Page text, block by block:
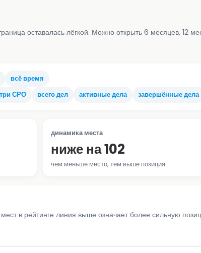
оставалась лёгкой. Можно открыть 6 месяцев, 12
всё время
СРО всего дел активные дела завершённые дела
динамика места
ниже на 102
чем меньше место, тем выше позиция
в рейтинге линия выше означает более сильную